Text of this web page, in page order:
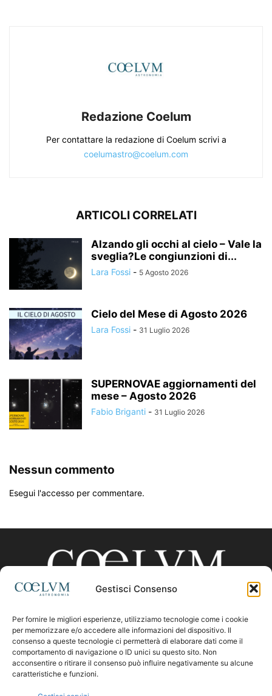
Gestisci Consenso
Per fornire le migliori esperienze, utilizziamo tecnologie come i cookie
per memorizzare e/o accedere alle informazioni del dispositivo. Il
consenso a queste tecnologie ci permetterà di elaborare dati come il
comportamento di navigazione o ID unici su questo sito. Non
acconsentire o ritirare il consenso può influire negativamente su alcune
caratteristiche e funzioni.
Redazione Coelum
Per contattare la redazione di Coelum scrivi a
coelumastro@coelum.com
ARTICOLI CORRELATI
Alzando gli occhi al cielo – Vale la
sveglia?Le congiunzioni di...
Lara Fossi - 5 Agosto 2026
Cielo del Mese di Agosto 2026
Lara Fossi - 31 Luglio 2026
SUPERNOVAE aggiornamenti del
mese – Agosto 2026
Fabio Briganti - 31 Luglio 2026
Nessun commento
Esegui l'accesso per commentare.
CHI SIAMO
Contattaci:coelumastro@coelum.com